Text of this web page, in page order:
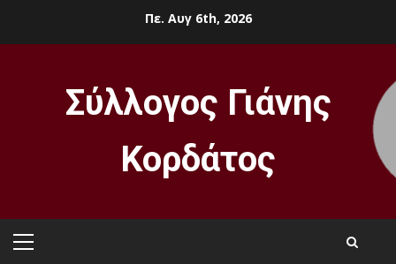
Πε. Αυγ 6th, 2026
Σύλλογος Γιάνης
Κορδάτος
Primary